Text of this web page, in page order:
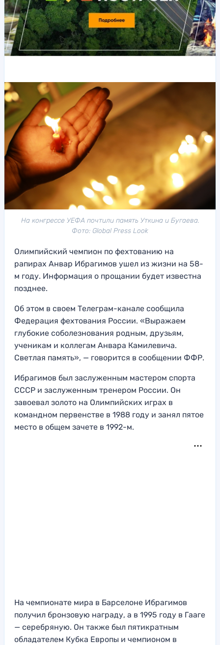
На конгрессе УЕФА почтили память Уткина и Бугаева.
Фото: Global Press Look
Олимпийский чемпион по фехтованию на
рапирах Анвар Ибрагимов ушел из жизни на 58-
м году. Информация о прощании будет известна
позднее.
Об этом в своем Телеграм-канале сообщила
Федерация фехтования России. «Выражаем
глубокие соболезнования родным, друзьям,
ученикам и коллегам Анвара Камилевича.
Светлая память», — говорится в сообщении ФФР.
Ибрагимов был заслуженным мастером спорта
СССР и заслуженным тренером России. Он
завоевал золото на Олимпийских играх в
командном первенстве в 1988 году и занял пятое
место в общем зачете в 1992-м.
На чемпионате мира в Барселоне Ибрагимов
получил бронзовую награду, а в 1995 году в Гааге
— серебряную. Он также был пятикратным
обладателем Кубка Европы и чемпионом в